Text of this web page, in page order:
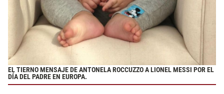
EL TIERNO MENSAJE DE ANTONELA ROCCUZZO A LIONEL MESSI POR EL
DÍA DEL PADRE EN EUROPA.